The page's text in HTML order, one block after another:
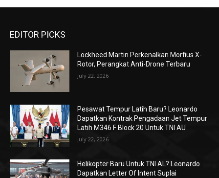
EDITOR PICKS
Lockheed Martin Perkenalkan Morfius X-
Rotor, Perangkat Anti-Drone Terbaru
July 22, 2026
Pesawat Tempur Latih Baru? Leonardo
Dapatkan Kontrak Pengadaan Jet Tempur
Latih M346 F Block 20 Untuk TNI AU
July 22, 2026
Helikopter Baru Untuk TNI AL? Leonardo
Dapatkan Letter Of Intent Suplai